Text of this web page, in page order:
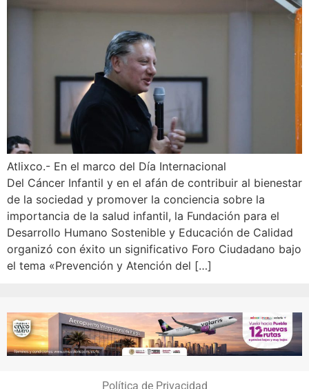
Atlixco.- En el marco del Día Internacional
Del Cáncer Infantil y en el afán de contribuir al bienestar
de la sociedad y promover la conciencia sobre la
importancia de la salud infantil, la Fundación para el
Desarrollo Humano Sostenible y Educación de Calidad
organizó con éxito un significativo Foro Ciudadano bajo
el tema «Prevención y Atención del […]
Política de Privacidad